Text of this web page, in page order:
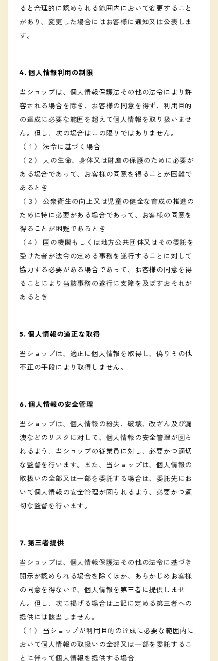
ると合理的に認められる範囲内において変更すること
があり、変更した場合にはお客様に通知又は公表しま
す。
4. 個人情報利用の制限
当ショップは、個人情報保護法その他の法令により許
容される場合を除き、お客様の同意を得ず、利用目的
の達成に必要な範囲を超えて個人情報を取り扱いませ
ん。但し、次の場合はこの限りではありません。
（１） 法令に基づく場合
（２） 人の生命、身体又は財産の保護のために必要が
ある場合であって、お客様の同意を得ることが困難で
あるとき
（３） 公衆衛生の向上又は児童の健全な育成の推進の
ために特に必要がある場合であって、お客様の同意を
得ることが困難であるとき
（４） 国の機関もしくは地方公共団体又はその委託を
受けた者が法令の定める事務を遂行することに対して
協力する必要がある場合であって、お客様の同意を得
ることにより当該事務の遂行に支障を及ぼすおそれが
あるとき
5. 個人情報の適正な取得
当ショップは、適正に個人情報を取得し、偽りその他
不正の手段により取得しません。
6. 個人情報の安全管理
当ショップは、個人情報の紛失、破壊、改ざん及び漏
洩などのリスクに対して、個人情報の安全管理が図ら
れるよう、当ショップの従業員に対し、必要かつ適切
な監督を行います。また、当ショップは、個人情報の
取扱いの全部又は一部を委託する場合は、委託先にお
いて個人情報の安全管理が図られるよう、必要かつ適
切な監督を行います。
7. 第三者提供
当ショップは、個人情報保護法その他の法令に基づき
開示が認められる場合を除くほか、あらかじめお客様
の同意を得ないで、個人情報を第三者に提供しませ
ん。但し、次に掲げる場合は上記に定める第三者への
提供には該当しません。
（１） 当ショップが利用目的の達成に必要な範囲内に
おいて個人情報の取扱いの全部又は一部を委託するこ
とに伴って個人情報を提供する場合